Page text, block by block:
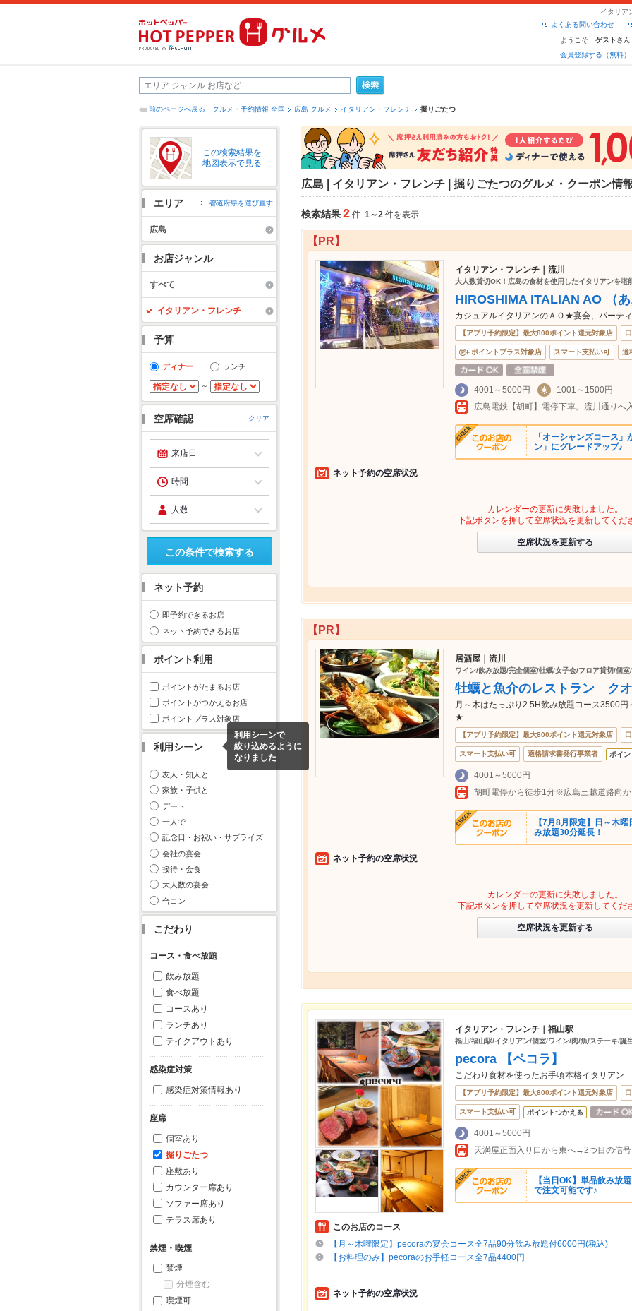
イタリア
よくある問い合わせ
ようこそ、 ゲスト さん
会員登録する（無料）
前のページへ戻る グルメ・予約情報 全国 広島 グルメ イタリアン・フレンチ 掘りごたつ
この検索結果を
地図表示で見る
エリア 都道府県を選び直す
広島
お店ジャンル
すべて
イタリアン・フレンチ
予算
ディナー ランチ
～
空席確認 クリア
この条件で検索する
ネット予約
即予約できるお店
ネット予約できるお店
ポイント利用
ポイントがたまるお店
ポイントがつかえるお店
ポイントプラス対象店
利用シーン
利用シーンで
絞り込めるように
なりました
友人・知人と
家族・子供と
デート
一人で
記念日・お祝い・サプライズ
会社の宴会
接待・会食
大人数の宴会
合コン
こだわり
コース・食べ放題
飲み放題
食べ放題
コースあり
ランチあり
テイクアウトあり
感染症対策
感染症対策情報あり
座席
個室あり
掘りごたつ
座敷あり
カウンター席あり
ソファー席あり
テラス席あり
禁煙・喫煙
禁煙
分煙含む
喫煙可
広島 | イタリアン・フレンチ | 掘りごたつのグルメ・クーポン情
検索結果2 件 1～2 件を表示
【PR】
イタリアン・フレンチ｜流川
大人数貸切OK！広島の食材を使用したイタリアンを堪
HIROSHIMA ITALIAN AO （あ
カジュアルイタリアンのＡＯ★宴会、パーテ
【アプリ予約限定】最大800ポイント還元対象店
ポイントプラス対象店 スマート支払い可 適
4001～5000円
1001～1500円
「オーシャンズコース
ン」にグレードアップ♪
ネット予約の空席状況
カレンダーの更新に失敗しました。
下記ボタンを押して空席状況を更新してくだ
空席状況を更新する
【PR】
居酒屋｜流川
ワイン/飲み放題/完全個室/牡蠣/女子会/フロア貸切/個
牡蠣と魚介のレストラン ク
月～木はたっぷり2.5H飲み放題コース3500
★
【アプリ予約限定】最大800ポイント還元対象店
スマート支払い可 適格請求書発行事業者 ポイ
4001～5000円
胡町電停から徒歩1分※広島三越道路向か
【7月8月限定】日～木
み放題30分延長！
ネット予約の空席状況
カレンダーの更新に失敗しました。
下記ボタンを押して空席状況を更新してくだ
空席状況を更新する
イタリアン・フレンチ｜福山駅
福山/福山駅/イタリアン/個室/ワイン/肉/魚/ステーキ/誕
pecora 【ペコラ】
こだわり食材を使ったお手頃本格イタリアン
【アプリ予約限定】最大800ポイント還元対象店
スマート支払い可 ポイントつかえる
4001～5000円
【当日OK】単品飲み放
で注文可能です♪
このお店のコース
【月～木曜限定】pecoraの宴会コース全7品90分飲み放題付6000円(税込)
【お料理のみ】pecoraのお手軽コース全7品4400円
ネット予約の空席状況